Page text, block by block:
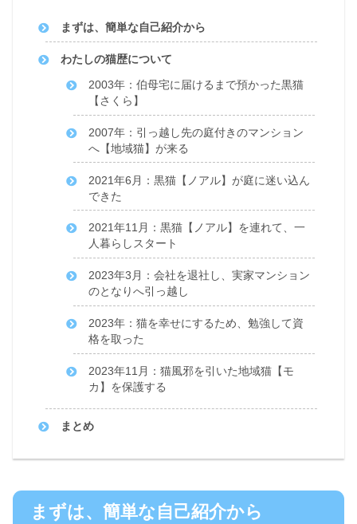
まずは、簡単な自己紹介から
わたしの猫歴について
2003年：伯母宅に届けるまで預かった黒猫
【さくら】
2007年：引っ越し先の庭付きのマンション
へ【地域猫】が来る
2021年6月：黒猫【ノアル】が庭に迷い込ん
できた
2021年11月：黒猫【ノアル】を連れて、一
人暮らしスタート
2023年3月：会社を退社し、実家マンション
のとなりへ引っ越し
2023年：猫を幸せにするため、勉強して資
格を取った
2023年11月：猫風邪を引いた地域猫【モ
カ】を保護する
まとめ
まずは、簡単な自己紹介から